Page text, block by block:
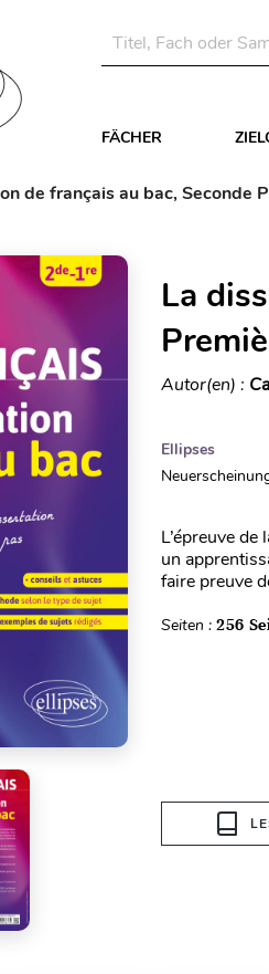
FÄCHER
de français au bac, Seconde
La
Autor(en) :
Ellipses
L’épreuve
un
faire preuve
Seiten : 256